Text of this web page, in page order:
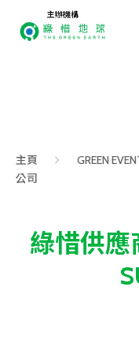
主辦機構
主頁 GREEN
公司
綠惜供應